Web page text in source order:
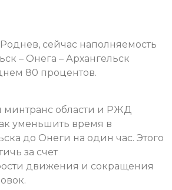
сейчас наполняемость
– Онега – Архангельск
80 процентов.
минтранс области и РЖД
уменьшить время в
до Онеги на один час. Этого
за счет
движения и сокращения